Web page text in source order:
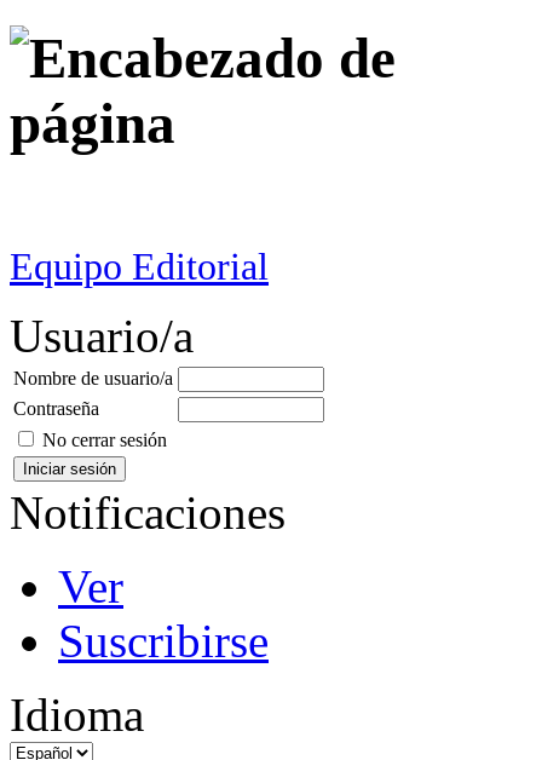
Equipo Editorial
Usuario/a
Nombre de usuario/a
Contraseña
No cerrar sesión
Notificaciones
Ver
Suscribirse
Idioma